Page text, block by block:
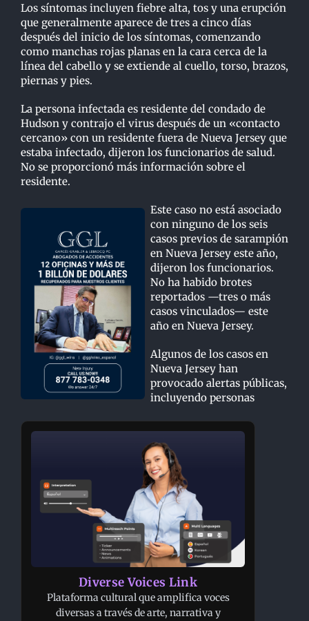
Los síntomas incluyen fiebre alta, tos y una erupción
que generalmente aparece de tres a cinco días
después del inicio de los síntomas, comenzando
como manchas rojas planas en la cara cerca de la
línea del cabello y se extiende al cuello, torso, brazos,
piernas y pies.
La persona infectada es residente del condado de
Hudson y contrajo el virus después de un «contacto
cercano» con un residente fuera de Nueva Jersey que
estaba infectado, dijeron los funcionarios de salud.
No se proporcionó más información sobre el
residente.
Este caso no está asociado
con ninguno de los seis
casos previos de sarampión
en Nueva Jersey este año,
dijeron los funcionarios.
No ha habido brotes
reportados —tres o más
casos vinculados— este
año en Nueva Jersey.
Diverse Voices Link
Plataforma cultural que amplifica voces
diversas a través de arte, narrativa y
Algunos de los casos en
Nueva Jersey han
provocado alertas públicas,
incluyendo personas